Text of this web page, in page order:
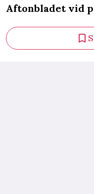
Aftonbladet vid